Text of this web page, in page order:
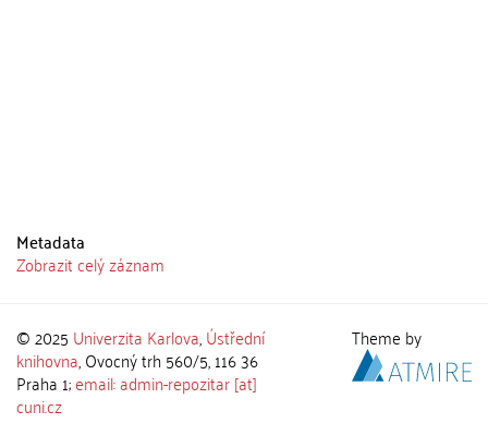
Metadata
Zobrazit celý záznam
© 2025 Univerzita Karlova,Ústřední
knihovna, Ovocný trh 560/5, 116 36
Praha 1;email: admin-repozitar [at]
cuni.cz
Theme by